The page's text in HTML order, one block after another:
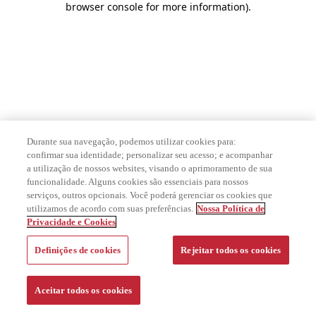
browser console for more information).
Durante sua navegação, podemos utilizar cookies para:
confirmar sua identidade; personalizar seu acesso; e acompanhar
a utilização de nossos websites, visando o aprimoramento de sua
funcionalidade. Alguns cookies são essenciais para nossos
serviços, outros opcionais. Você poderá gerenciar os cookies que
utilizamos de acordo com suas preferências. Nossa Política de
Privacidade e Cookies
Definições de cookies Rejeitar todos os cookies
Aceitar todos os cookies